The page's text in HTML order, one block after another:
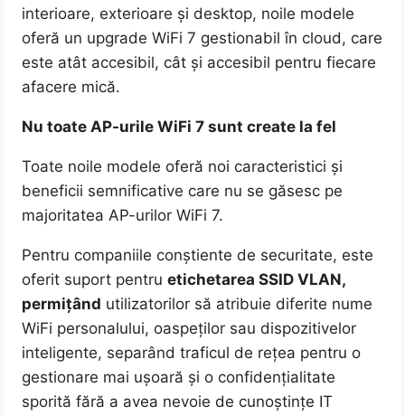
interioare, exterioare și desktop, noile modele
oferă un upgrade WiFi 7 gestionabil în cloud, care
este atât accesibil, cât și accesibil pentru fiecare
afacere mică.
Nu toate AP-urile WiFi 7 sunt create la fel
Toate noile modele oferă noi caracteristici și
beneficii semnificative care nu se găsesc pe
majoritatea AP-urilor WiFi 7.
Pentru companiile conștiente de securitate, este
oferit suport pentruetichetarea SSID VLAN,
permițând utilizatorilor să atribuie diferite nume
WiFi personalului, oaspeților sau dispozitivelor
inteligente, separând traficul de rețea pentru o
gestionare mai ușoară și o confidențialitate
sporită fără a avea nevoie de cunoștințe IT